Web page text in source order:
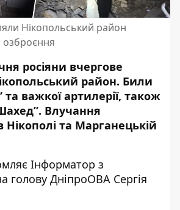
Нікопольський район
росіяни вчергове
район. Били
та важкої артилерії, також
Влучання
Нікополі та Марганецькій
Інформатор з
голову ДніпроОВА Сергія